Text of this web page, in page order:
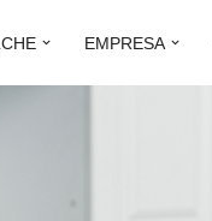
EMPRESA